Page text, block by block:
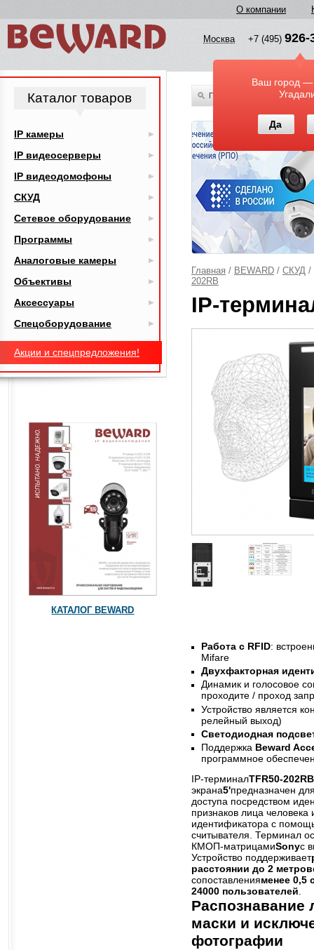
О компании
Москва +7 (495) 926-
Ваш город —
Да
По всему каталогу
Главная / BEWARD / СКУД /
202RB
IP-
Работа с RFID:
Mifare
Двухфакторная
Динамик и голосовое
проходите / проход
Устройство является
релейный выход)
Светодиодная
Поддержка Beward
программное
IP-терминалTFR50-202RB
экрана5'предназначен
доступа посредством
признаков лица
идентификатора с
считывателя. Терминал
КМОП-матрицамиSonyс
Устройство поддерживает
расстоянии до 2 метров
сопоставленияменее 0,5
24000 пользователей
Распознавание
маски и
фотографии
Каталог товаров
IP камеры
IP видеосерверы
IP видеодомофоны
СКУД
Сетевое оборудование
Программы
Аналоговые камеры
Объективы
Аксессуары
Спецоборудование
Акции и спецпредложения!
КАТАЛОГ BEWARD